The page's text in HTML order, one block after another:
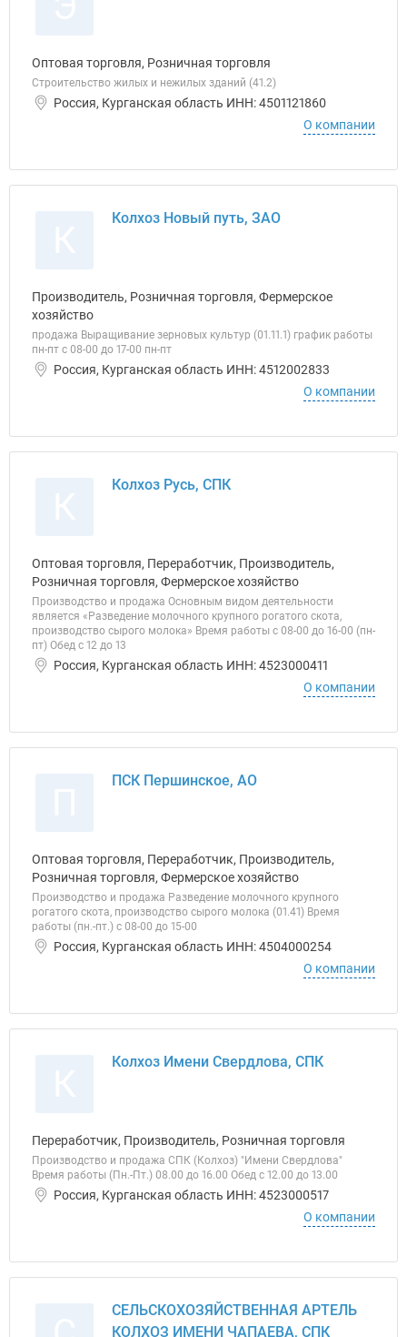
Оптовая торговля, Розничная торговля
Строительство жилых и нежилых зданий (41.2)
Россия, Курганская область ИНН: 4501121860
О компании
Колхоз Новый путь, ЗАО
Производитель, Розничная торговля, Фермерское
хозяйство
продажа Выращивание зерновых культур (01.11.1) график работы
пн-пт с 08-00 до 17-00 пн-пт
Россия, Курганская область ИНН: 4512002833
О компании
Колхоз Русь, СПК
Оптовая торговля, Переработчик, Производитель,
Розничная торговля, Фермерское хозяйство
Производство и продажа Основным видом деятельности
является «Разведение молочного крупного рогатого скота,
производство сырого молока» Время работы с 08-00 до 16-00 (пн-
пт) Обед с 12 до 13
Россия, Курганская область ИНН: 4523000411
О компании
ПСК Першинское, АО
Оптовая торговля, Переработчик, Производитель,
Розничная торговля, Фермерское хозяйство
Производство и продажа Разведение молочного крупного
рогатого скота, производство сырого молока (01.41) Время
работы (пн.-пт.) с 08-00 до 15-00
Россия, Курганская область ИНН: 4504000254
О компании
Колхоз Имени Свердлова, СПК
Переработчик, Производитель, Розничная торговля
Производство и продажа СПК (Колхоз) "Имени Свердлова"
Время работы (Пн.-Пт.) 08.00 до 16.00 Обед с 12.00 до 13.00
Россия, Курганская область ИНН: 4523000517
О компании
СЕЛЬСКОХОЗЯЙСТВЕННАЯ АРТЕЛЬ
КОЛХОЗ ИМЕНИ ЧАПАЕВА, СПК